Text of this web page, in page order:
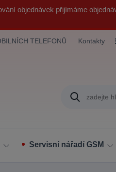
objednávek přijímáme
TELEFONŮ Kontakty
Servisní nářadí GSM